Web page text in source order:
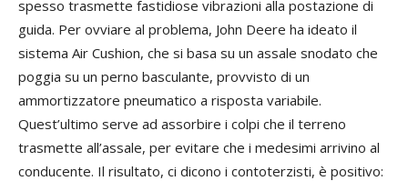
spesso trasmette fastidiose vibrazioni alla postazione di
guida. Per ovviare al problema, John Deere ha ideato il
sistema Air Cushion, che si basa su un assale snodato che
poggia su un perno basculante, provvisto di un
ammortizzatore pneumatico a risposta variabile.
Quest’ultimo serve ad assorbire i colpi che il terreno
trasmette all’assale, per evitare che i medesimi arrivino al
conducente. Il risultato, ci dicono i contoterzisti, è positivo: